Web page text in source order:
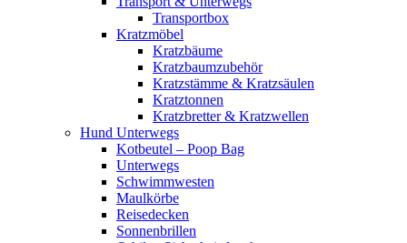
Transportbox
Kratzmöbel
Kratzbäume
Kratzbaumzubehör
Kratzstämme & Kratzsäulen
Kratztonnen
Kratzbretter & Kratzwellen
Hund Unterwegs
Kotbeutel – Poop Bag
Unterwegs
Schwimmwesten
Maulkörbe
Reisedecken
Sonnenbrillen